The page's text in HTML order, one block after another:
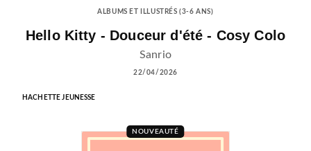
ALBUMS ET ILLUSTRÉS (3-6 ANS)
Hello Kitty - Douceur d'été - Cosy Colo
Sanrio
22/04/2026
HACHETTE JEUNESSE
NOUVEAUTÉ